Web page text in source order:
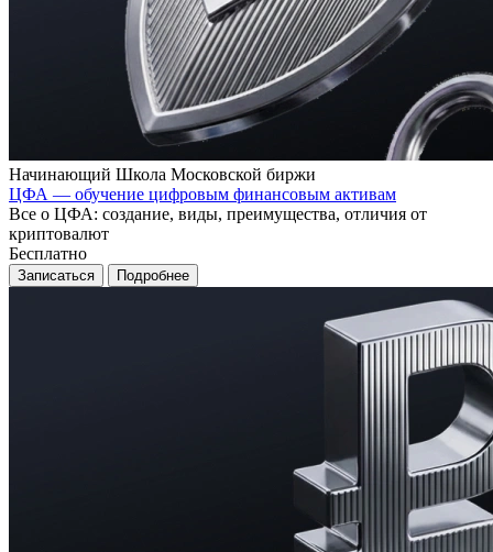
Начинающий Школа Московской биржи
ЦФА — обучение цифровым финансовым активам
Все о ЦФА: создание, виды, преимущества, отличия от
криптовалют
Бесплатно
Записаться Подробнее